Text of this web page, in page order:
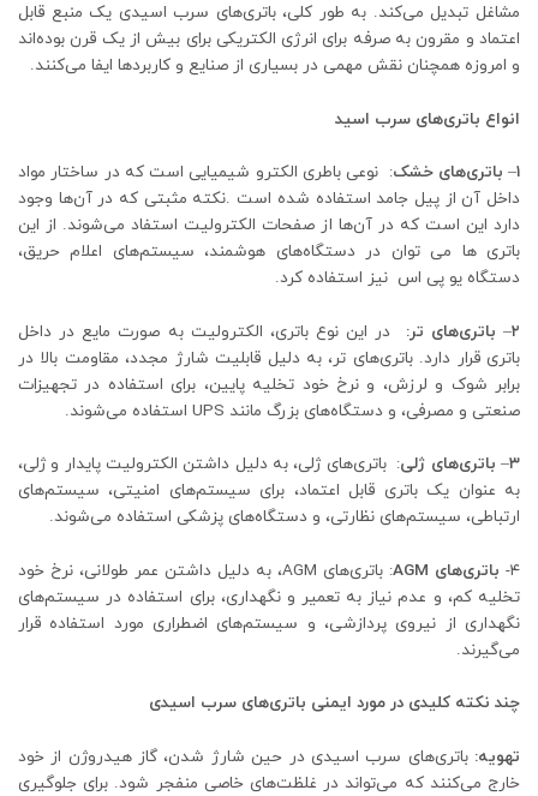
مشاغل تبدیل می‌کند. به طور کلی، باتری‌های سرب اسیدی یک منبع قابل
اعتماد و مقرون به صرفه برای انرژی الکتریکی برای بیش از یک قرن بوده‌اند
و امروزه همچنان نقش مهمی در بسیاری از صنایع و کاربردها ایفا می‌کنند.
انواع باتری‌های سرب اسید
۱– باتری‌های خشک: نوعی باطری الکترو شیمیایی است که در ساختار مواد
داخل آن از پیل جامد استفاده شده است .نکته مثبتی که در آن‌ها وجود
دارد این است که در آن‌ها از صفحات الکترولیت استفاد می‌شوند. از این
باتری ها می توان در دستگاه‌های هوشمند، سیستم‌های اعلام حریق،
دستگاه یو پی اس نیز استفاده کرد.
۲– باتری‌های تر: در این نوع باتری، الکترولیت به صورت مایع در داخل
باتری قرار دارد. باتری‌های تر، به دلیل قابلیت شارژ مجدد، مقاومت بالا در
برابر شوک و لرزش، و نرخ خود تخلیه پایین، برای استفاده در تجهیزات
صنعتی و مصرفی، و دستگاه‌های بزرگ مانند UPS استفاده می‌شوند.
۳– باتری‌های ژلی: باتری‌های ژلی، به دلیل داشتن الکترولیت پایدار و ژلی،
به عنوان یک باتری قابل اعتماد، برای سیستم‌های امنیتی، سیستم‌های
ارتباطی، سیستم‌های نظارتی، و دستگاه‌های پزشکی استفاده می‌شوند.
۴- باتری‌های AGM
: باتری‌های AGM، به دلیل داشتن عمر طولانی، نرخ خود
تخلیه کم، و عدم نیاز به تعمیر و نگهداری، برای استفاده در سیستم‌های
نگهداری از نیروی پردازشی، و سیستم‌های اضطراری مورد استفاده قرار
می‌گیرند.
چند نکته کلیدی در مورد ایمنی باتری‌های سرب اسیدی
تهویه: باتری‌های سرب اسیدی در حین شارژ شدن، گاز هیدروژن از خود
خارج می‌کنند که می‌تواند در غلظت‌های خاصی منفجر شود. برای جلوگیری